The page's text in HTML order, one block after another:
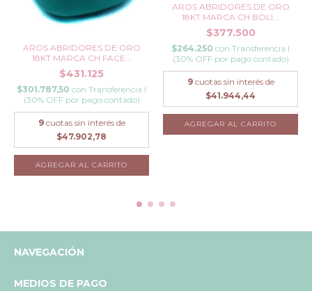
AROS ABRIDORES DE ORO
18KT MARCA CH FACE...
$431.125
$301.787,50 con Transferencia I
(30% OFF por pago contado)
9 cuotas sin interés de
$47.902,78
AROS ABRIDORES DE ORO
18KT MARCA CH BOLI...
$377.500
$264.250 con Transferencia I
(30% OFF por pago contado)
9 cuotas sin interés de
$41.944,44
NAVEGACIÓN
MEDIOS DE PAGO